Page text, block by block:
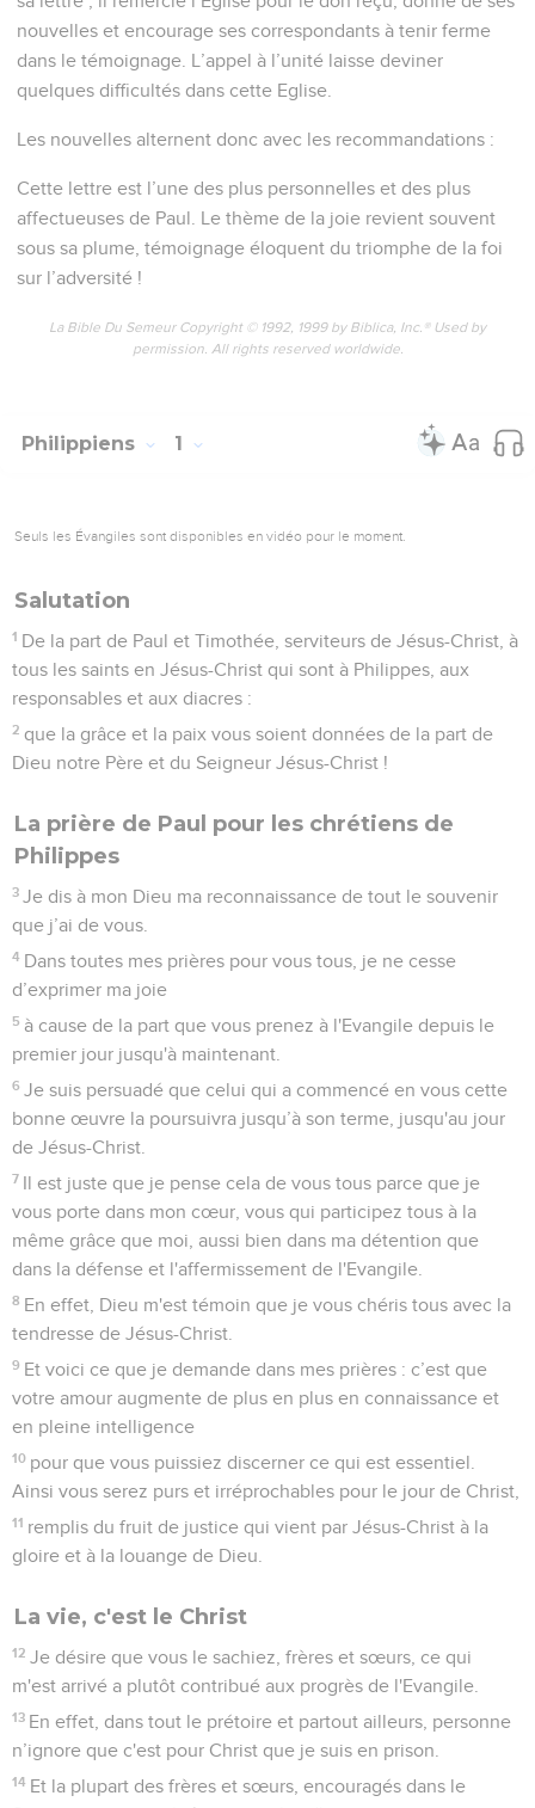
En effet, Christ est ma vie et mourir représente un gain.
22 Cependant, s'il est utile pour ma tâche que je vive ici-bas,
je ne saurais dire ce que je dois préférer.
d'être avec Christ, ce qui est de beaucoup le meilleur,
24 mais à cause de vous il est plus nécessaire que je
continue à vivre ici-bas.
25 Persuadé de cela, je sais que je resterai et demeurerai
avec vous tous, pour votre progrès et votre joie dans la foi.
ma personne une raison d’éprouver encore plus de fierté en
l'Evangile du Christ. Ainsi, que je vienne vous voir ou que je
foi de l'Evangile,
eux c’est une preuve de perdition, mais pour vous de salut,
29 En effet, il vous a été fait la grâce non seulement de croire
en Christ, mais encore de souffrir pour lui
mener et que, vous l'apprenez maintenant, je mène encore.
Seuls les Évangiles sont disponibles en vidéo pour le moment.
L'humilité et la grandeur du Christ
1
S’il y a donc de l’encouragement en Christ, s'il y a de la
consolation dans l'amour, s'il y a une communion de l’Esprit,
s'il y a de la tendresse et de la compassion,
2
rendez ma joie parfaite en vivant en plein accord. Ayez un
même amour, un même cœur, une unité de pensée.
3 Ne faites rien par esprit de rivalité ou par désir d’une gloire
sans valeur, mais avec humilité considérez les autres comme
supérieurs à vous-mêmes.
4 Que chacun de vous, au lieu de regarder à ses propres
intérêts, regarde aussi à ceux des autres.
5 Que votre attitude soit identique à celle de Jésus-Christ :
6 lui qui est de condition divine, il n'a pas regardé son égalité
avec Dieu comme un butin à préserver,
7 mais il s'est dépouillé lui-même en prenant une condition
de serviteur, en devenant semblable aux êtres humains.
Reconnu comme un simple homme,
8 il s'est humilié lui-même en faisant preuve d’obéissance
jusqu'à la mort, même la mort sur la croix.
9 C'est aussi pourquoi Dieu l'a élevé à la plus haute place et
10
afin qu'au nom de Jésus chacun plie le genou dans le ciel,
sur la terre et sous la terre
11
et que toute langue reconnaisse que Jésus-Christ est le
Seigneur, à la gloire de Dieu le Père.
Briller comme des lumières dans le monde